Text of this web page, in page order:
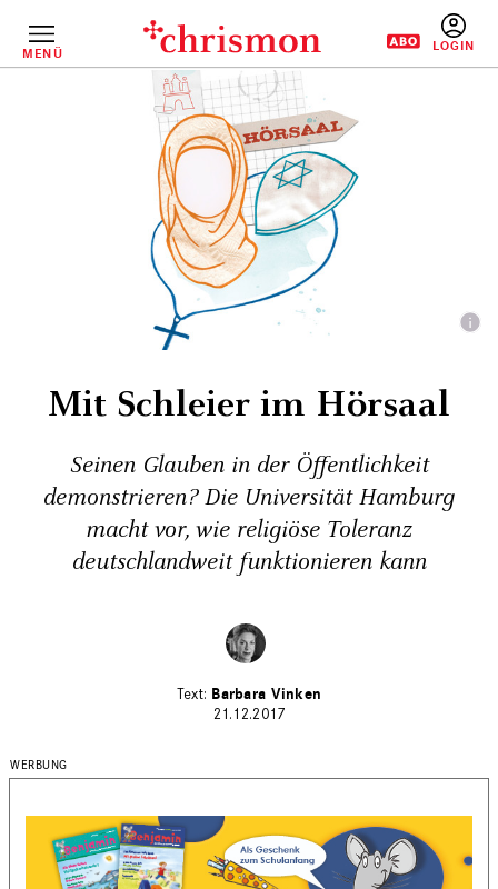
InhaltMENÜ
Mit Schleier im Hörsaal
Seinen Glauben in der Öffentlichkeit
demonstrieren? Die Universität Hamburg
macht vor, wie religiöse Toleranz
deutschlandweit funktionieren kann
Barbara Vinken
21.12.2017